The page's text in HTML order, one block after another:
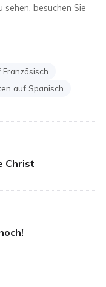
besuchen Sie
auf Spanisch
Christ